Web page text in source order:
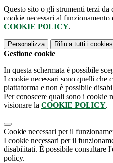
Questo sito o gli strumenti terzi
cookie necessari al
COOKIE POLICY.
Personalizza Rifiuta tutti i cookies
Gestione cookie
In questa schermata è possibile
I cookie necessari sono quelli che
piattaforma e non è possibile
Per conoscere quali sono i cookie
visionare la COOKIE POLICY.
Cookie necessari per il
I cookie necessari per il
disabilitati. È possibile consultare
policy.